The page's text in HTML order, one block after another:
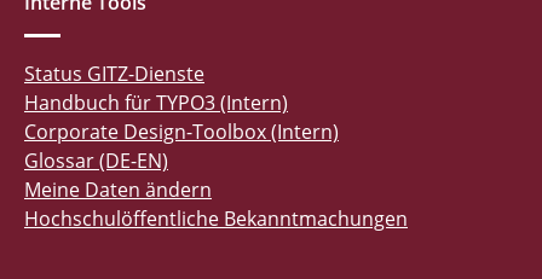
Status GITZ-Dienste
Handbuch für TYPO3 (Intern)
Corporate Design-Toolbox (Intern)
Glossar (DE-EN)
Meine Daten ändern
Hochschulöffentliche Bekanntmachungen